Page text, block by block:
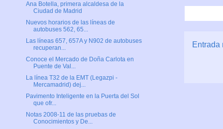
Entrada
Ana Botella, primera alcaldesa de la
Ciudad de Madrid
Nuevos horarios de las líneas de
autobuses 562, 65...
Las líneas 657, 657A y N902 de autobuses
recuperan...
Conoce el Mercado de Doña Carlota en
Puente de Val...
La línea T32 de la EMT (Legazpi -
Mercamadrid) dej...
Pavimento Inteligente en la Puerta del Sol
que ofr...
Notas 2008-11 de las pruebas de
Conocimientos y De...